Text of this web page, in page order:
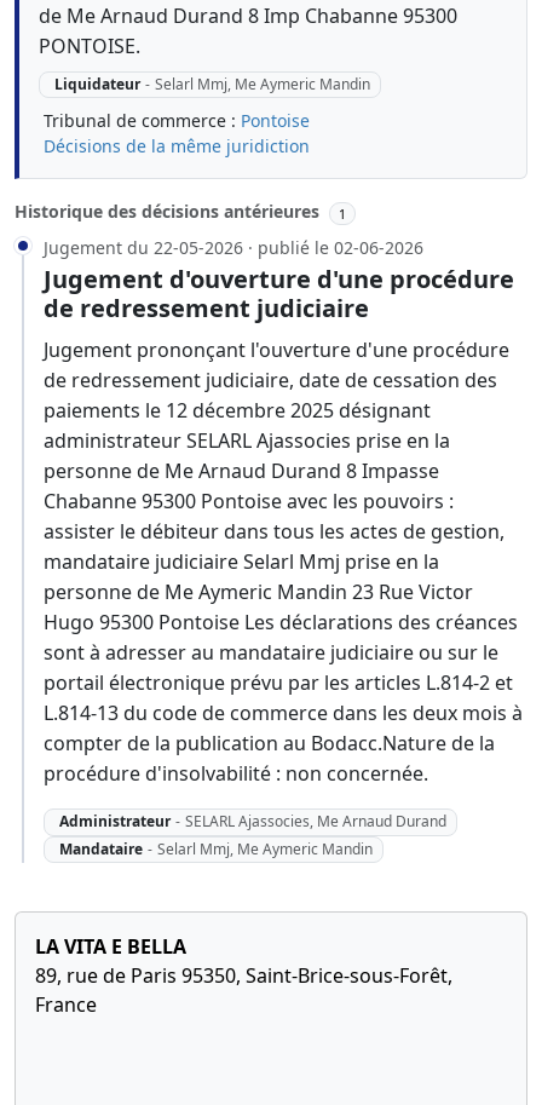
de Me Arnaud Durand 8 Imp Chabanne 95300
PONTOISE.
Liquidateur - Selarl Mmj, Me Aymeric Mandin
Tribunal de commerce : Pontoise
Décisions de la même juridiction
Historique des décisions antérieures 1
Jugement du 22-05-2026 · publié le 02-06-2026
Jugement d'ouverture d'une procédure
de redressement judiciaire
Jugement prononçant l'ouverture d'une procédure
de redressement judiciaire, date de cessation des
paiements le 12 décembre 2025 désignant
administrateur SELARL Ajassocies prise en la
personne de Me Arnaud Durand 8 Impasse
Chabanne 95300 Pontoise avec les pouvoirs :
assister le débiteur dans tous les actes de gestion,
mandataire judiciaire Selarl Mmj prise en la
personne de Me Aymeric Mandin 23 Rue Victor
Hugo 95300 Pontoise Les déclarations des créances
sont à adresser au mandataire judiciaire ou sur le
portail électronique prévu par les articles L.814-2 et
L.814-13 du code de commerce dans les deux mois à
compter de la publication au Bodacc.Nature de la
procédure d'insolvabilité : non concernée.
Administrateur - SELARL Ajassocies, Me Arnaud Durand
Mandataire - Selarl Mmj, Me Aymeric Mandin
LA VITA E BELLA
89, rue de Paris 95350, Saint-Brice-sous-Forêt,
France